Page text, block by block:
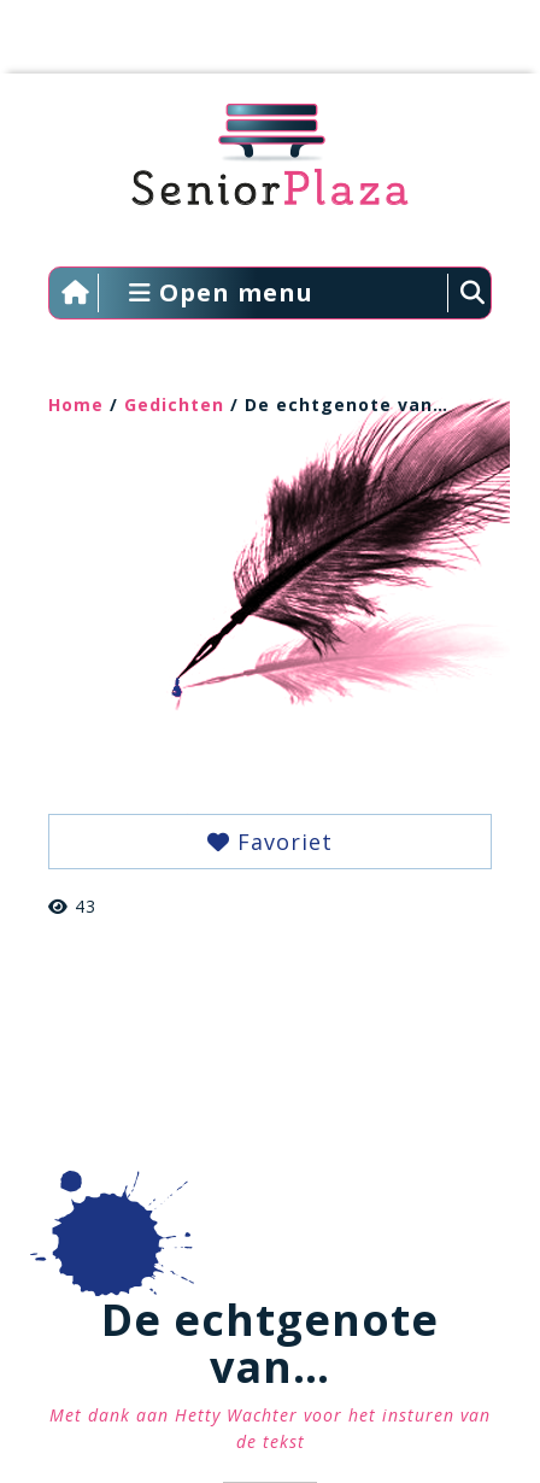
Open menu
Home / Gedichten / De echtgenote van…
Favoriet
43
De echtgenote
van…
Met dank aan Hetty Wachter voor het insturen van
de tekst